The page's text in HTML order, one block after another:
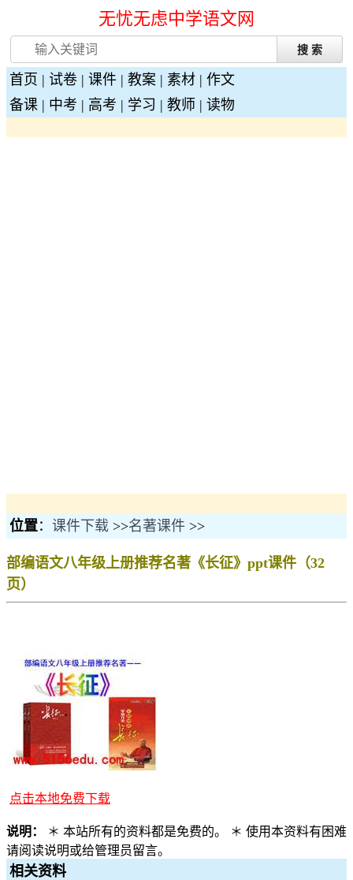
无忧无虑中学语文网
首页 | 试卷 | 课件 | 教案 | 素材 | 作文
备课 | 中考 | 高考 | 学习 | 教师 | 读物
位置： 课件下载 >>名著课件 >>
部编语文八年级上册推荐名著《长征》ppt课件（32
页）
点击本地免费下载
说明：
＊ 本站所有的资料都是免费的。 ＊ 使用本资料有困难
请阅读说明或给管理员留言。
相关资料